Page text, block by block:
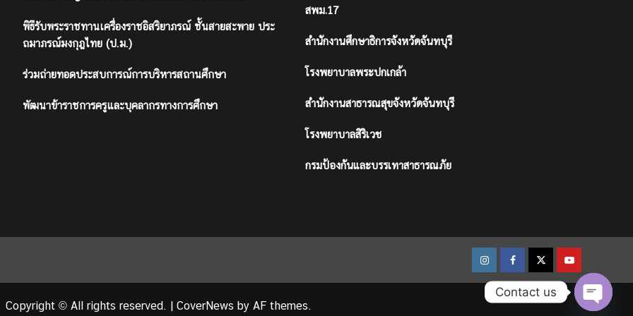
พิธีรับพระราชทานเครื่องราชอิสริยาภรณ์ ชั้นสายสะพาย ประ
ถมาภรณ์มงกุฎไทย (ป.ม.)
ร่วมถ่ายทอดประสบการณ์การบริหารสถานศึกษา
พัฒนาข้าราชการครูและบุคลากรทางการศึกษา
สพม.17
สำนักงานศึกษาธิการจังหวัดจันทบุรี
โรงพยาบาลพระปกเกล้า
สำนักงานสาธารณสุขจังหวัดจันทบุรี
โรงพยาบาลสิริเวช
กรมป้องกันและบรรเทาสาธารณภัย
InstagramFacebookTwitterYoutube
Copyright © All rights reserved. CoverNews by AF themes.
Contact us